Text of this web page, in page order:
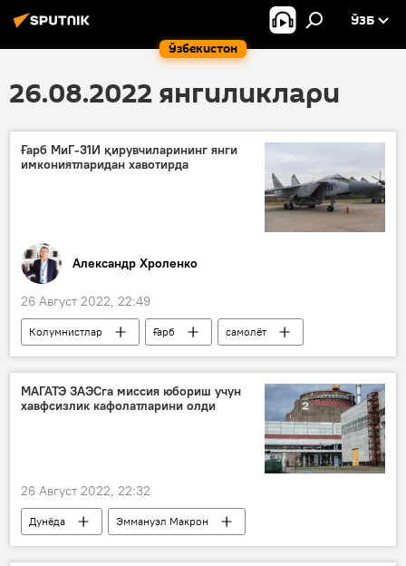
Ўзбекистон
ЎЗБ
26.08.2022 янгиликлари
Ғарб МиГ-31И қирувчиларининг янги
имкониятларидан хавотирда
Александр Хроленко
26 Август 2022, 22:49
Колумнистлар Ғарб
самолёт
НАТО
Россия
МАГАТЭ ЗАЭСга миссия юбориш учун
хавфсизлик кафолатларини олди
26 Август 2022, 22:32
Дунёда
Эммануэл Макрон
Украина
Запорожье вилояти